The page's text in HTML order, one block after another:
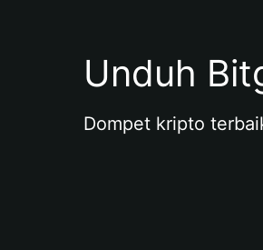
Unduh
Dompet kripto